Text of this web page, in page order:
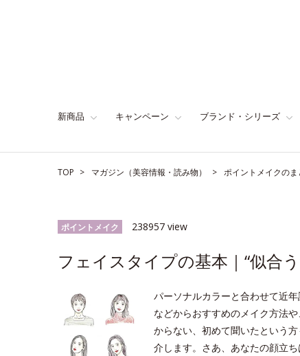
新商品 キャンペーン ブランド・シリーズ
TOP マガジン（美容情報・読み物） ポイントメイクのま
ポイントメイク 238957 view
フェイスタイプの基本｜“似合
パーソナルカラーと合わせて近
などからおすすめのメイク方法
からない、初めて聞いたという
介します。さあ、あなたの顔立ち